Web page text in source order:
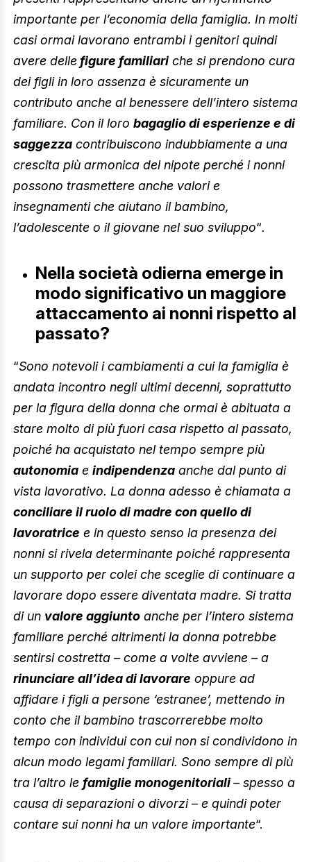
importante per l’economia della famiglia. In molti
casi ormai lavorano entrambii genitoriquindi
avere dellefigure familiari che si prendono cura
dei figli in loro assenza è sicuramente un
contributo anche al benessere dell’intero sistema
familiare. Con il loro bagaglio di esperienze e di
saggezza contribuiscono indubbiamente a una
crescita più armonica del nipote perché i nonni
possono trasmettere anche valori e
insegnamenti che aiutano il bambino,
l’adolescente o il giovane nel suo sviluppo“.
Nella società odierna emerge in
modo significativo un maggiore
attaccamento ai nonni rispetto al
passato?
“Sono notevoli i cambiamenti a cui la famiglia è
andata incontro negli ultimi decenni, soprattutto
per la figura della donna che ormai è abituata a
stare molto di più fuori casa rispetto al passato,
poiché ha acquistato nel tempo sempre più
autonomia e indipendenza anche dal punto di
vista lavorativo. La donna adesso è chiamata a
conciliare il ruolo di madre con quello di
lavoratrice e in questo senso la presenza dei
nonni si rivela determinante poiché rappresenta
un supporto per colei che sceglie di continuare a
lavorare dopo essere diventata madre. Si tratta
di un valore aggiunto anche per l’intero sistema
familiare perché altrimenti la donna potrebbe
sentirsi costretta – come a volte avviene – a
rinunciare all’idea di lavorare oppure ad
affidare i figli a persone ‘estranee’, mettendo in
conto che il bambino trascorrerebbe molto
tempo con individui con cui non si condividono in
alcun modo legami familiari. Sono sempre di più
tra l’altro le famiglie monogenitoriali– spesso a
causa di separazioni o divorzi – e quindi poter
contare sui nonni ha un valore importante“.